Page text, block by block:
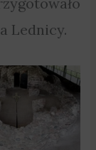
Lednicy.